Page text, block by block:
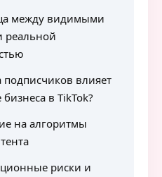
между видимыми
реальной
подписчиков влияет
в TikTok?
на алгоритмы
риски и